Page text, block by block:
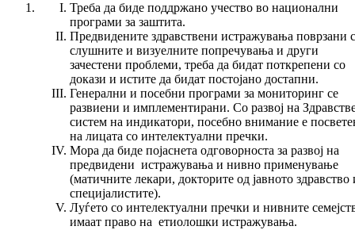
Треба да биде поддржано учество во национални
програми за заштита.
Предвидените здравствени истражувања поврзани
слушните и визуелните попречувања и други
зачестени проблеми, треба да бидат поткрепени со
докази и истите да бидат постојано достапни.
Генерални и посебни програми за мониторинг се
развиени и имплементирани. Со развој на
систем на индикатори, посебно внимание е
на лицата со интелектуални пречки.
Мора да биде појаснета одговорноста за развој на
предвидени истражувања и нивно применување
(матичните лекари, докторите од јавното здравство
специјалистите).
Луѓето со интелектуални пречки и нивните
имаат право на етиолошки истражувања.